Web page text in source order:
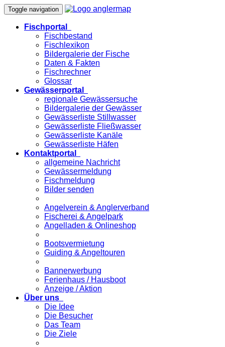
Toggle navigation
Fischportal
Fischbestand
Fischlexikon
Bildergalerie der Fische
Daten & Fakten
Fischrechner
Glossar
Gewässerportal
regionale Gewässersuche
Bildergalerie der Gewässer
Gewässerliste Stillwasser
Gewässerliste Fließwasser
Gewässerliste Kanäle
Gewässerliste Häfen
Kontaktportal
allgemeine Nachricht
Gewässermeldung
Fischmeldung
Bilder senden
Angelverein & Anglerverband
Fischerei & Angelpark
Angelladen & Onlineshop
Bootsvermietung
Guiding & Angeltouren
Bannerwerbung
Ferienhaus / Hausboot
Anzeige / Aktion
Über uns
Die Idee
Die Besucher
Das Team
Die Ziele